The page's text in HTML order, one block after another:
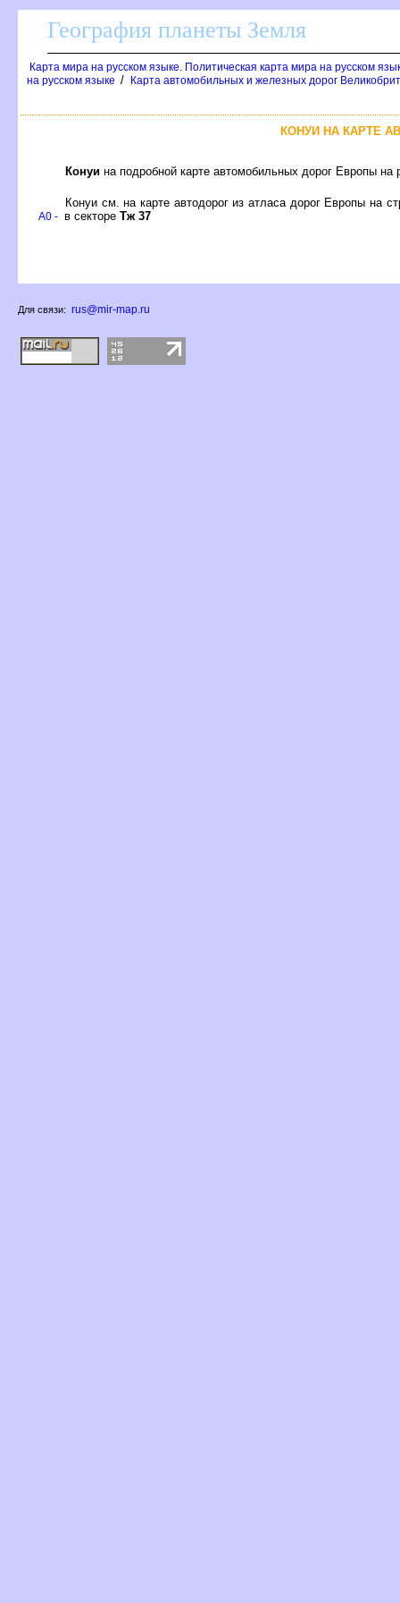
География планеты Земля
Карта мира на русском языке. Политическая карта мира на русском
на русском языке / Карта автомобильных и железных дорог
КОНУИ НА КАРТЕ
Конуи на подробной карте автомобильных дорог Европы
Конуи см. на карте автодорог из атласа дорог Европы на
A0 - в секторе Тж 37
Для связи: rus@mir-map.ru